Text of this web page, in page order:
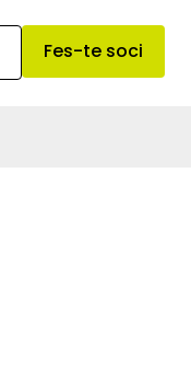
Fes-te soci